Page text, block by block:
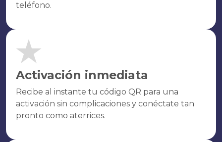
teléfono.
Activación inmediata
Recibe al instante tu código QR para una
activación sin complicaciones y conéctate tan
pronto como aterrices.